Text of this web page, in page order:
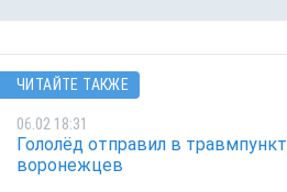
ЧИТАЙТЕ ТАКЖЕ
06.02 18:31
Гололёд отправил в
воронежцев